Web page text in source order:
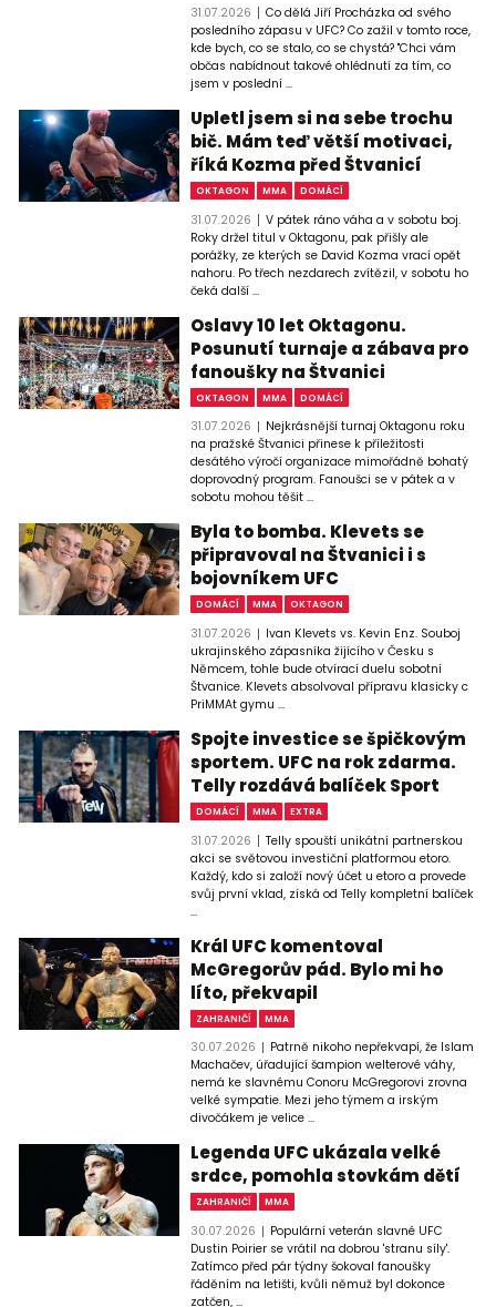
31.07.2026
Co dělá Jiří Procházka od svého
posledního zápasu v UFC? Co zažil v tomto roce,
kde bych, co se stalo, co se chystá? "Chci vám
občas nabídnout takové ohlédnutí za tím, co
jsem v poslední ...
Upletl jsem si na sebe trochu
bič. Mám teď větší motivaci,
říká Kozma před Štvanicí
OKTAGON MMA DOMÁCÍ
31.07.2026
V pátek ráno váha a v sobotu boj.
Roky držel titul v Oktagonu, pak přišly ale
porážky, ze kterých se David Kozma vrací opět
nahoru. Po třech nezdarech zvítězil, v sobotu ho
čeká další ...
Oslavy 10 let Oktagonu.
Posunutí turnaje a zábava pro
fanoušky na Štvanici
OKTAGON MMA DOMÁCÍ
31.07.2026
Nejkrásnější turnaj Oktagonu roku
na pražské Štvanici přinese k příležitosti
desátého výročí organizace mimořádně bohatý
doprovodný program. Fanoušci se v pátek a v
sobotu mohou těšit ...
Byla to bomba. Klevets se
připravoval na Štvanici i s
bojovníkem UFC
DOMÁCÍ MMA OKTAGON
31.07.2026
Ivan Klevets vs. Kevin Enz. Souboj
ukrajinského zápasníka žijícího v Česku s
Němcem, tohle bude otvírací duelu sobotní
Štvanice. Klevets absolvoval přípravu klasicky c
PriMMAt gymu ...
Spojte investice se špičkovým
sportem. UFC na rok zdarma.
Telly rozdává balíček Sport
DOMÁCÍ MMA EXTRA
31.07.2026
Telly spouští unikátní partnerskou
akci se světovou investiční platformou etoro.
Každý, kdo si založí nový účet u etoro a provede
svůj první vklad, získá od Telly kompletní balíček
...
Král UFC komentoval
McGregorův pád. Bylo mi ho
líto, překvapil
ZAHRANIČÍ MMA
30.07.2026
Patrně nikoho nepřekvapí, že Islam
Machačev, úřadující šampion welterové váhy,
nemá ke slavnému Conoru McGregorovi zrovna
velké sympatie. Mezi jeho týmem a irským
divočákem je velice ...
Legenda UFC ukázala velké
srdce, pomohla stovkám dětí
ZAHRANIČÍ MMA
30.07.2026
Populární veterán slavné UFC
Dustin Poirier se vrátil na dobrou 'stranu síly'.
Zatímco před pár týdny šokoval fanoušky
řáděním na letišti, kvůli němuž byl dokonce
zatčen, ...